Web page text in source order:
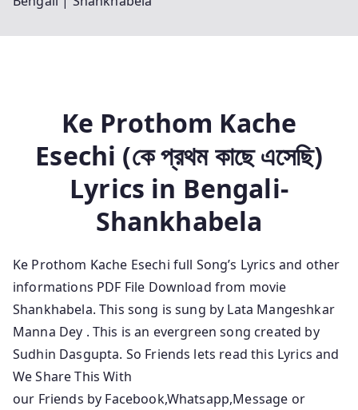
Ke Prothom Kache
Esechi (কে প্রথম কাছে এসেছি)
Lyrics in Bengali-
Shankhabela
Ke Prothom Kache Esechi full Song’s Lyrics and other
informations PDF File Download from movie
Shankhabela. This song is sung by Lata Mangeshkar
Manna Dey . This is an evergreen song created by
Sudhin Dasgupta. So Friends lets read this Lyrics and
We Share This With
our Friends by Facebook,Whatsapp,Message or